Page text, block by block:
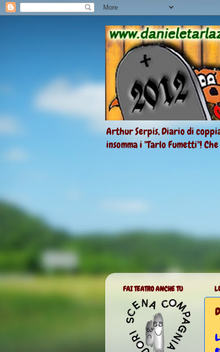
Arthur Serpis, Diario di
insomma i "Tarlo Fumetti"!
FAI TEATRO ANCHE TU